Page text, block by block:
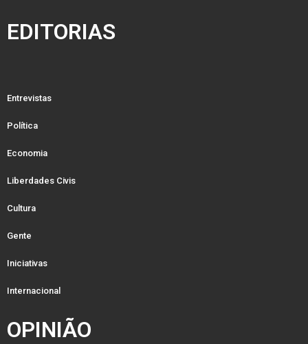
EDITORIAS
Entrevistas
Política
Economia
Liberdades Civis
Cultura
Gente
Iniciativas
Internacional
OPINIÃO